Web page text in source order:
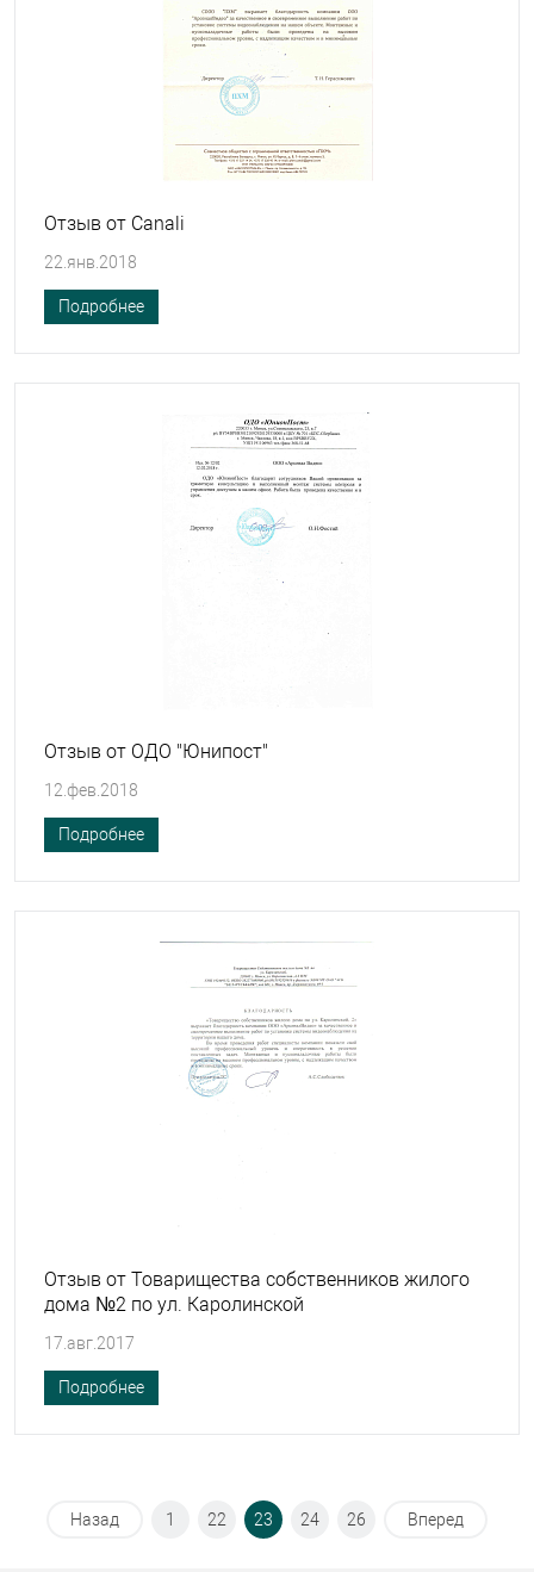
Отзыв от Canali
22.янв.2018
Подробнее
Отзыв от ОДО "Юнипост"
12.фев.2018
Подробнее
Отзыв от Товарищества собственников жилого
дома №2 по ул. Каролинской
17.авг.2017
Подробнее
Назад 1 22 23 24 26 Вперед